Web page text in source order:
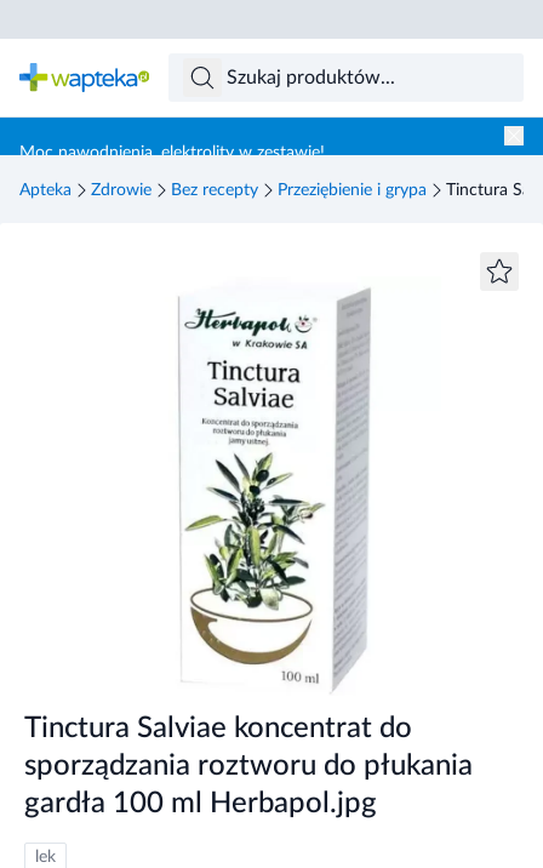
Moc nawodnienia, elektrolity w zestawie!
Apteka Zdrowie Bez recepty Przeziębienie i grypa Tinctura
Tinctura Salviae koncentrat do
sporządzania roztworu do płukania
gardła 100 ml Herbapol.jpg
lek